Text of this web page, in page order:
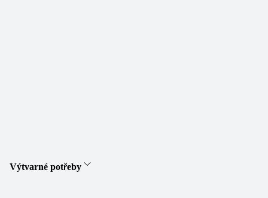
Výtvarné potřeby